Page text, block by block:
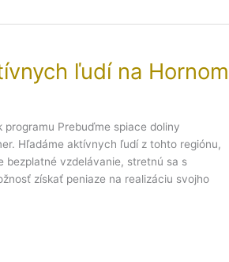
ľudí na Hornom
programu Prebuďme spiace doliny
Hľadáme aktívnych ľudí z tohto regiónu,
bezplatné vzdelávanie, stretnú sa s
získať peniaze na realizáciu svojho